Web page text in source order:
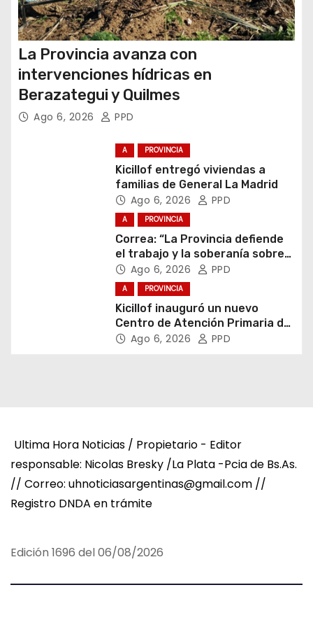
La Provincia avanza con
intervenciones hídricas en
Berazategui y Quilmes
Ago 6, 2026 PPD
A PROVINCIA
Kicillof entregó viviendas a
familias de General La Madrid
Ago 6, 2026 PPD
A PROVINCIA
Correa: “La Provincia defiende
el trabajo y la soberanía sobre
puertos y ríos”
Ago 6, 2026 PPD
A PROVINCIA
Kicillof inauguró un nuevo
Centro de Atención Primaria de
la Salud
Ago 6, 2026 PPD
Ultima Hora Noticias / Propietario - Editor
responsable: Nicolas Bresky /La Plata -Pcia de Bs.As.
// Correo: uhnoticiasargentinas@gmail.com //
Registro DNDA en trámite
Edición 1696 del 06/08/2026